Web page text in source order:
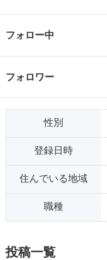
フォロー中
フォロワー
性別
登録日時
住んでいる地域
職種
投稿一覧